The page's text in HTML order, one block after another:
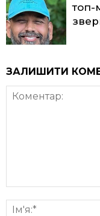
топ-
ЗАЛИШИТИ